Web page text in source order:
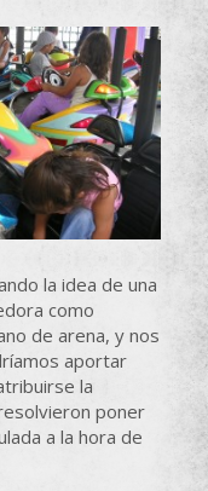
la idea de una
como
de arena, y nos
aportar
la
poner
a la hora de